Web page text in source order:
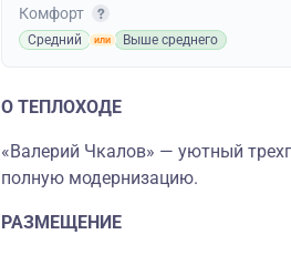
Комфорт
Средний Выше среднего
О ТЕПЛОХОДЕ
«Валерий Чкалов» — уютный
полную модернизацию.
РАЗМЕЩЕНИЕ